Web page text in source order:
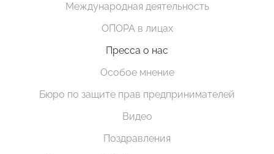
Международная деятельность
ОПОРА в лицах
Пресса о нас
Особое мнение
Бюро по защите прав предпринимателей
Видео
Поздравления